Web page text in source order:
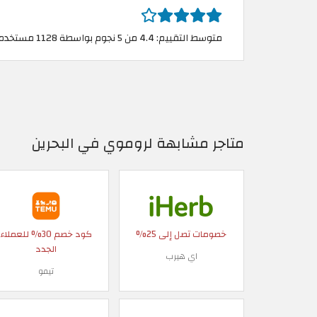
متوسط التقييم: 4.4 من 5 نجوم بواسطة 1128 مستخدم
متاجر مشابهة لروموي في البحرين
خصومات تصل إلى 25%
اي هيرب
كود خصم 30% للعملاء
الجدد
تيمو